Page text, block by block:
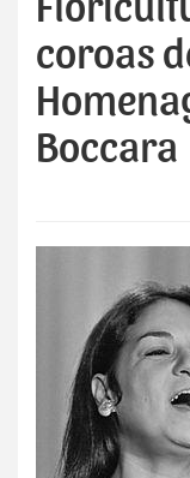
coroas
Boccara